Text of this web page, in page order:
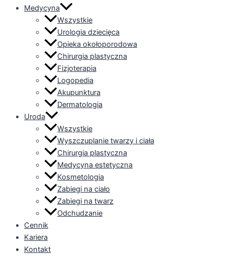
Medycyna
Wszystkie
Urologia dziecięca
Opieka okołoporodowa
Chirurgia plastyczna
Fizjoterapia
Logopedia
Akupunktura
Dermatologia
Uroda
Wszystkie
Wyszczuplanie twarzy i ciała
Chirurgia plastyczna
Medycyna estetyczna
Kosmetologia
Zabiegi na ciało
Zabiegi na twarz
Odchudzanie
Cennik
Kariera
Kontakt